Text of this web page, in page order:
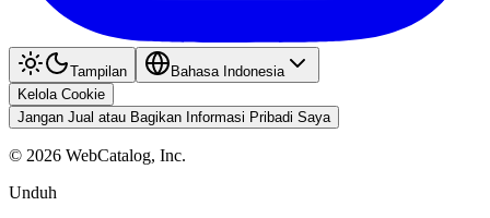
Tampilan
Bahasa Indonesia
Kelola Cookie
Jangan Jual atau Bagikan Informasi Pribadi Saya
© 2026 WebCatalog, Inc.
Unduh